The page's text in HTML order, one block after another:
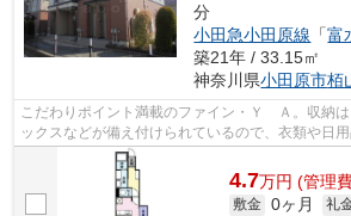
分
小田急小田原線 「富
築21年 / 33.15㎡
神奈川県小田原市栢
こだわりポイント満載のファイン・Ｙ Ａ。収納
ックスなどが備え付けられているので、衣類や日用
TVインターフォンを設置し、セキュリ...
4.7万円 (管理
敷金 0ヶ月 礼